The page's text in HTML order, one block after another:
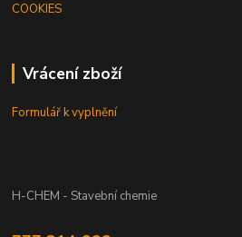
COOKIES
Vrácení zboží
Formulář k vyplnění
H-CHEM - Stavební chemie